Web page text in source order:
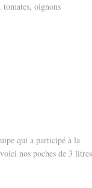
oignons
qui a participé à la
nos poches de 3 litres